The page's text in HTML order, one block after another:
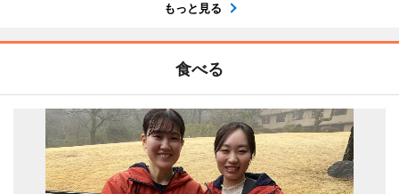
もっと見る
食べる